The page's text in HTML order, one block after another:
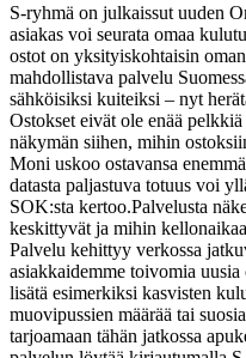
S-ryhmä on julkaissut uuden
asiakas voi seurata omaa
ostot on yksityiskohtaisin
mahdollistava palvelu
sähköisiksi kuiteiksi – nyt
Ostokset eivät ole enää
näkymän siihen, mihin
Moni uskoo ostavansa
datasta paljastuva totuus voi
SOK:sta kertoo.Palvelusta
keskittyvät ja mihin
Palvelu kehittyy verkossa
asiakkaidemme toivomia
lisätä esimerkiksi kasvisten
muovipussien määrää tai
tarjoamaan tähän jatkossa